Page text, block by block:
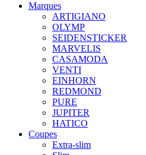
Marques
ARTIGIANO
OLYMP
SEIDENSTICKER
MARVELIS
CASAMODA
VENTI
EINHORN
REDMOND
PURE
JUPITER
HATICO
Coupes
Extra-slim